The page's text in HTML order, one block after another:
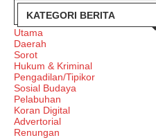
KATEGORI BERITA
Utama
Daerah
Sorot
Hukum & Kriminal
Pengadilan/Tipikor
Sosial Budaya
Pelabuhan
Koran Digital
Advertorial
Renungan